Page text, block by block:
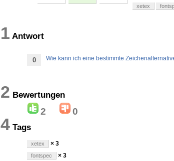
xetex
1 Antwort
0 Wie kann ich eine bestimmte
2 Bewertungen
2 0
4 Tags
xetex × 3
fontspec × 3